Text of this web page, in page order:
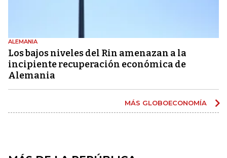
ALEMANIA
Los bajos niveles del Rin amenazan a la
incipiente recuperación económica de
Alemania
MÁS GLOBOECONOMÍA